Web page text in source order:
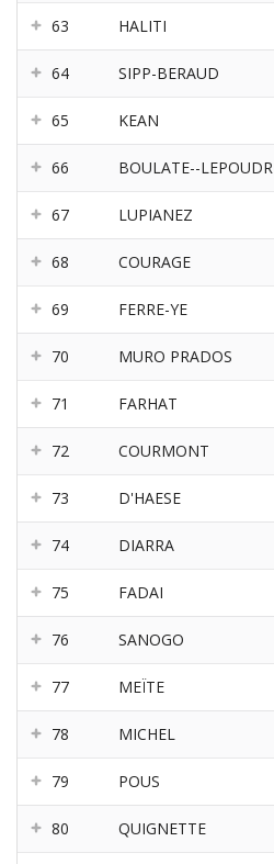
63 HALITI
64 SIPP-BERAUD
65 KEAN
66 BOULATE--LEPOUDR
67 LUPIANEZ
68 COURAGE
69 FERRE-YE
70 MURO PRADOS
71 FARHAT
72 COURMONT
73 D'HAESE
74 DIARRA
75 FADAI
76 SANOGO
77 MEÏTE
78 MICHEL
79 POUS
80 QUIGNETTE